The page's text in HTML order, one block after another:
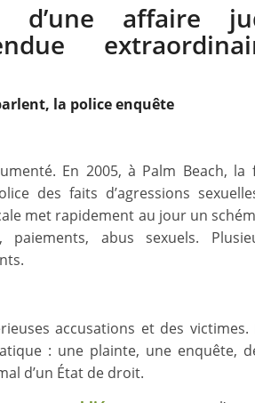
d’une affaire
la police enquête
En 2005, à Palm Beach, la
des faits d’agressions
met rapidement au jour un
abus sexuels.
accusations et des
: une plainte, une enquête,
d’un État de droit.